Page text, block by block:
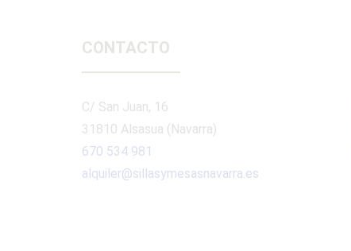
CONTACTO
C/ San Juan, 16
31810 Alsasua (Navarra)
670 534 981
alquiler@sillasymesasnavarra.es